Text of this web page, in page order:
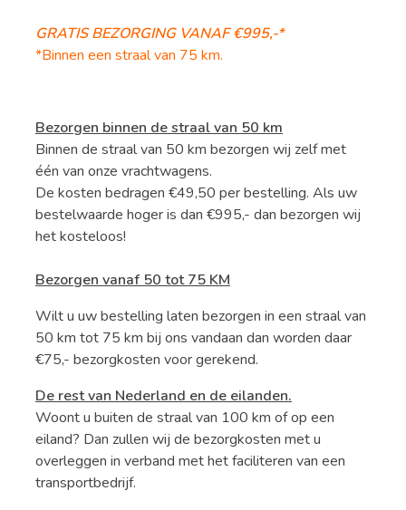
GRATIS BEZORGING VANAF €995,-*
*Binnen een straal van 75 km.
Bezorgen binnen de straal van 50 km
Binnen de straal van 50 km bezorgen wij zelf met
één van onze vrachtwagens.
De kosten bedragen €49,50 per bestelling. Als uw
bestelwaarde hoger is dan €995,- dan bezorgen wij
het kosteloos!
Bezorgen vanaf 50 tot 75 KM
Wilt u uw bestelling laten bezorgen in een straal van
50 km tot 75 km bij ons vandaan dan worden daar
€75,- bezorgkosten voor gerekend.
De rest van Nederland en de eilanden.
Woont u buiten de straal van 100 km of op een
eiland? Dan zullen wij de bezorgkosten met u
overleggen in verband met het faciliteren van een
transportbedrijf.